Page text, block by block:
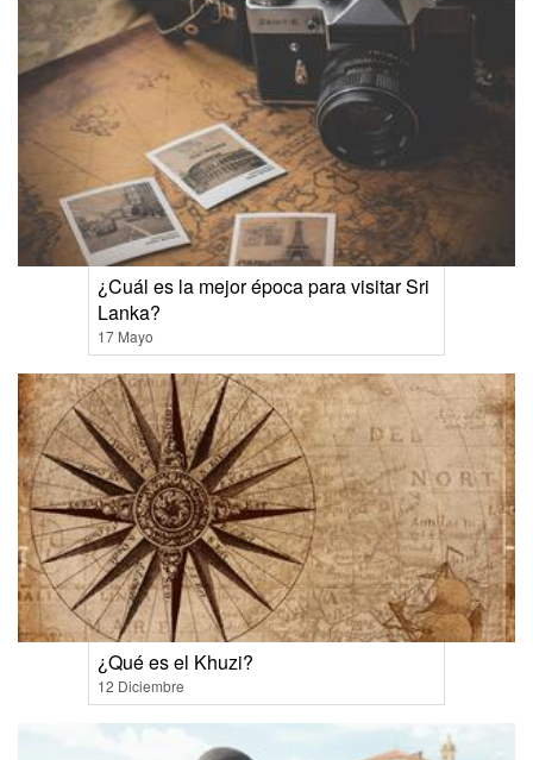
¿Cuál es la mejor época para visitar Sri
Lanka?
17 Mayo
¿Qué es el Khuzi?
12 Diciembre